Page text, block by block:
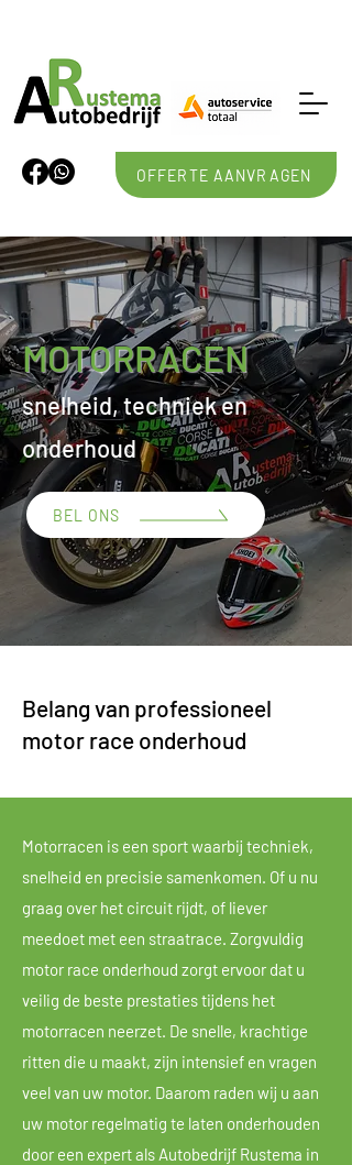
OFFERTE AANVRAGEN
MOTORRACEN
snelheid, techniek en
onderhoud
BEL ONS
Belang van professioneel
motor race onderhoud
Motorracen is een sport waarbij techniek,
snelheid en precisie samenkomen. Of u nu
graag over het circuit rijdt, of liever
meedoet met een straatrace. Zorgvuldig
motor race onderhoud zorgt ervoor dat u
veilig de beste prestaties tijdens het
motorracen neerzet. De snelle, krachtige
ritten die u maakt, zijn intensief en vragen
veel van uw motor. Daarom raden wij u aan
uw motor regelmatig te laten onderhouden
door een expert als Autobedrijf Rustema in